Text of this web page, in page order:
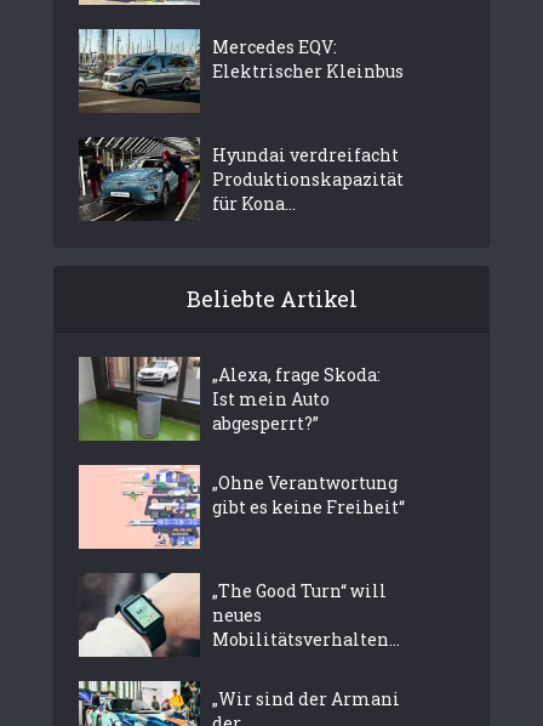
Mercedes EQV:
Elektrischer Kleinbus
Hyundai verdreifacht
Produktionskapazität
für Kona...
Beliebte Artikel
„Alexa, frage Skoda:
Ist mein Auto
abgesperrt?”
„Ohne Verantwortung
gibt es keine Freiheit“
„The Good Turn“ will
neues
Mobilitätsverhalten...
„Wir sind der Armani